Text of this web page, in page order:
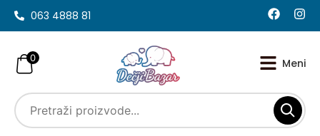
063 4888 81
0